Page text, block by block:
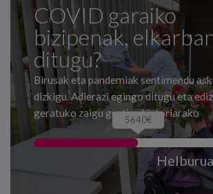
COVID garaiko
bizipenak,
ditugu?
Birusak eta pandemiak sentimendu
dizkigu. Adierazi egingo ditugu eta
geratuko zaigu guztien historiarako
5640€